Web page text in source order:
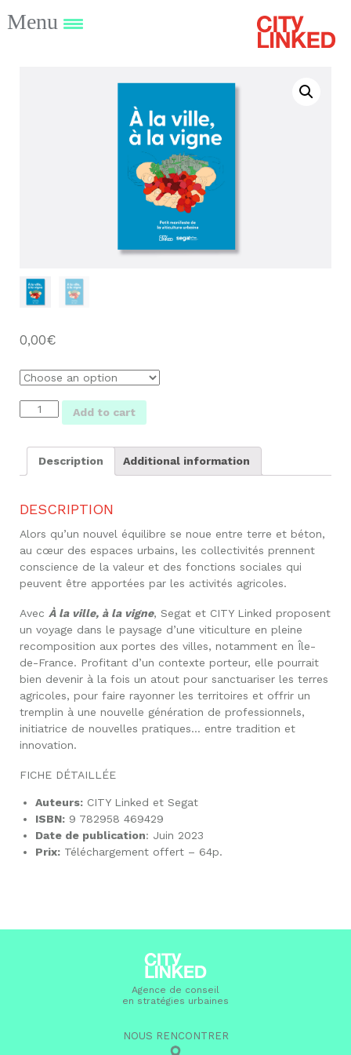
0,00€
la
quantity
Add to cart
Description Additional information
DESCRIPTION
Alors qu’un nouvel équilibre se noue entre terre et béton,
au cœur des espaces urbains, les collectivités prennent
conscience de la valeur et des fonctions sociales qui
peuvent être apportées par les activités agricoles.
Avec À la ville, à la vigne, Segat et CITY Linked proposent
un voyage dans le paysage d’une viticulture en pleine
recomposition aux portes des villes, notamment en Île-
de-France. Profitant d’un contexte porteur, elle pourrait
bien devenir à la fois un atout pour sanctuariser les terres
agricoles, pour faire rayonner les territoires et offrir un
tremplin à une nouvelle génération de professionnels,
initiatrice de nouvelles pratiques… entre tradition et
innovation.
FICHE DÉTAILLÉE
Auteurs:CITY Linked et Segat
ISBN:9 782958 469429
Date de publication: Juin 2023
Prix:Téléchargement offert – 64p.
Agence de conseil
en stratégies urbaines
NOUS RENCONTRER
Menu